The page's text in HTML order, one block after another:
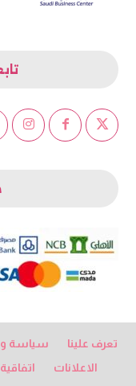
تعرف علينا سياسة
الاعلانات